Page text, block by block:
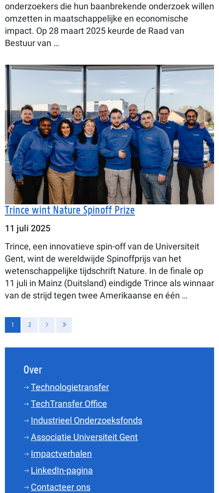
onderzoekers die hun baanbrekende onderzoek willen
omzetten in maatschappelijke en economische
impact. Op 28 maart 2025 keurde de Raad van
Bestuur van …
Trince wint Nature Spinoff Prize
11 juli 2025
Trince, een innovatieve spin-off van de Universiteit
Gent, wint de wereldwijde Spinoffprijs van het
wetenschappelijke tijdschrift Nature. In de finale op
11 juli in Mainz (Duitsland) eindigde Trince als winnaar
van de strijd tegen twee Amerikaanse en één …
Paginering
Huidige pagina
1
Pagina
2
Volgende pagina
Laatste pagina
Over
Technologietransfer
TechTransfer Office
Industrieel Onderzoeksfonds
Associatie Universiteit Gent
Impactverhalen
LinkedIn-pagina
Contacteer ons